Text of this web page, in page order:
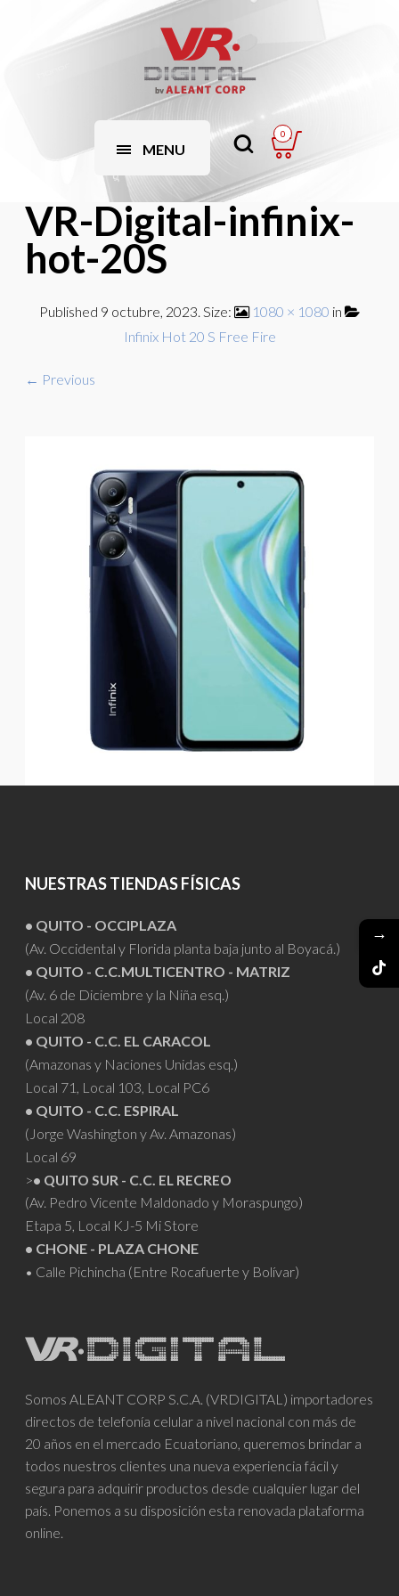
MENU
0
VR-Digital-infinix-
hot-20S
Published 9 octubre, 2023. Size: 1080 × 1080 in
Infinix Hot 20 S Free Fire
← Previous
NUESTRAS TIENDAS FÍSICAS
• QUITO - OCCIPLAZA
(Av. Occidental y Florida planta baja junto al Boyacá.)
• QUITO - C.C.MULTICENTRO - MATRIZ
(Av. 6 de Diciembre y la Niña esq.)
Local 208
• QUITO - C.C. EL CARACOL
(Amazonas y Naciones Unidas esq.)
Local 71, Local 103, Local PC6
• QUITO - C.C. ESPIRAL
(Jorge Washington y Av. Amazonas)
Local 69
>• QUITO SUR - C.C. EL RECREO
(Av. Pedro Vicente Maldonado y Moraspungo)
Etapa 5, Local KJ-5 Mi Store
• CHONE - PLAZA CHONE
• Calle Pichincha (Entre Rocafuerte y Bolívar)
Somos ALEANT CORP S.C.A. (VRDIGITAL) importadores
directos de telefonía celular a nivel nacional con más de
20 años en el mercado Ecuatoriano, queremos brindar a
todos nuestros clientes una nueva experiencia fácil y
segura para adquirir productos desde cualquier lugar del
país. Ponemos a su disposición esta renovada plataforma
online.
→